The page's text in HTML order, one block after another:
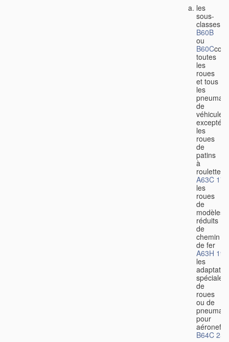
les
sous-
classes
B60B
ou
B60C
toutes
les
roues
et tous
les
de
véhicules,
excepté
les
roues
de
patins
à
roulettes
A63C 17/
les
roues
de
modèles
réduits
de
chemin
de fer
A63H 19/
les
spéciales
de
roues
ou de
pour
aéronefs
B64C 25/